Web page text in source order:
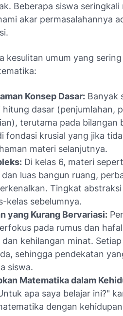
Beberapa siswa
akar permasalahannya
kesulitan umum yang
Konsep Dasar: Banyak
hitung dasar (penjumlahan,
terutama pada bilangan
fondasi krusial yang jika
materi selanjutnya.
Di kelas 6, materi
luas bangun ruang,
Tingkat
kelas sebelumnya.
yang Kurang Bervariasi:
pada rumus dan
kehilangan minat.
sehingga pendekatan
siswa.
Matematika dalam
apa saya belajar ini?"
dengan